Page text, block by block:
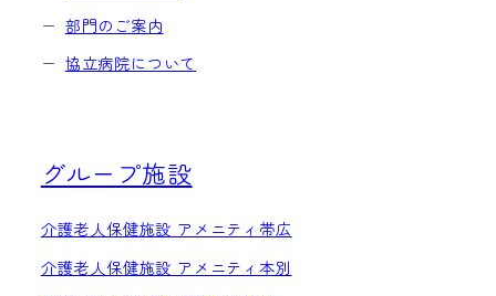
部門のご案内
協立病院について
グループ施設
介護老人保健施設 アメニティ帯広
介護老人保健施設 アメニティ本別